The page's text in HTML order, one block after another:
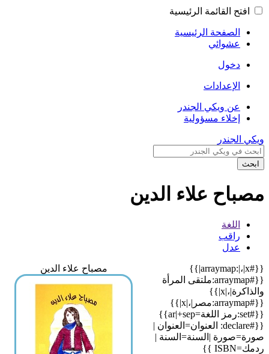
افتح القائمة الرئيسية
الصفحة الرئيسية
عشوائي
دخول
الإعدادات
عن ويكي الجندر
إخلاء مسؤولية
ويكي الجندر
ابحث
مصباح علاء الدين
اللغة
راقب
عدل
مصباح علاء الدين
{{#arraymap:|،|x|}}
{{#arraymap:ملتقى المرأة
والذاكرة|،|x|}}
{{#arraymap:مصر|،|x|}}
{{#set:رمز اللغة=ar|+sep}}
{{#declare: العنوان=العنوان |
صورة=صورة |السنة=السنة |
ردمك=ISBN }}